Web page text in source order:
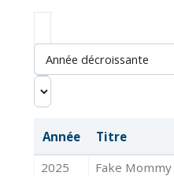
Année Titre
2025
Fake Mommy